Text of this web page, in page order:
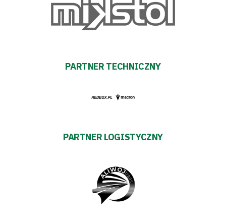
Trybuny
prywatnościPARTNER TECHNICZNY
PARTNER LOGISTYCZNY